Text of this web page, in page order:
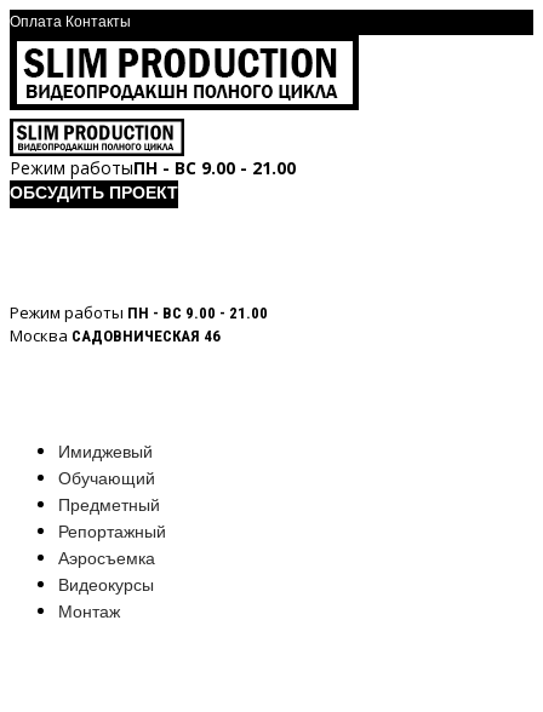
Оплата Контакты
Режим работыПН - ВС 9.00 - 21.00
ОБСУДИТЬ ПРОЕКТ
Режим работы ПН - ВС 9.00 - 21.00
Москва САДОВНИЧЕСКАЯ 46
Имиджевый
Обучающий
Предметный
Репортажный
Аэросъемка
Видеокурсы
Монтаж